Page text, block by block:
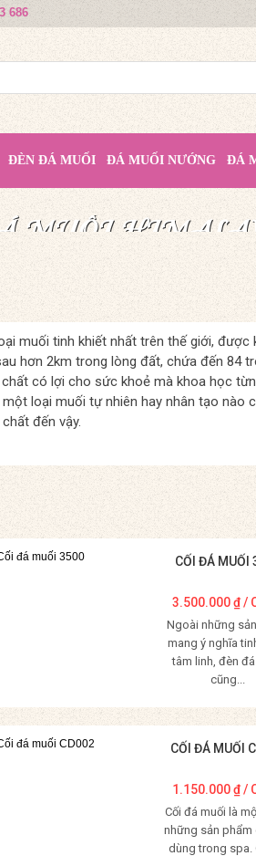
686
ĐÈN ĐÁ MUỐI ĐÁ MUỐI NƯỚNG ĐÁ
HỒNG
TINH TÚY TỪ THIÊN
MUỐI
QUÀ TẶNG TỪ THIÊN
MUỐI
NÂNG TẦM CUỘC SỐNG
muối tinh khiết nhất trên thế giới, được
hơn 2km trong lòng đất, chứa đến 84
có lợi cho sức khoẻ mà khoa học
loại muối tự nhiên hay nhân tạo nào
đến vậy.
CỐI ĐÁ MUỐI
3.500.000₫/
Ngoài những
mang ý nghĩa
tâm linh, đèn
cũng...
Mua
CỐI ĐÁ MUỐI
1.150.000₫/
Cối đá muối là
những sản phẩm
dùng trong spa.